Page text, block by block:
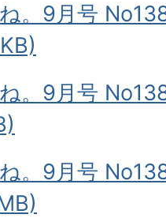
。9月号
。9月号
。9月号